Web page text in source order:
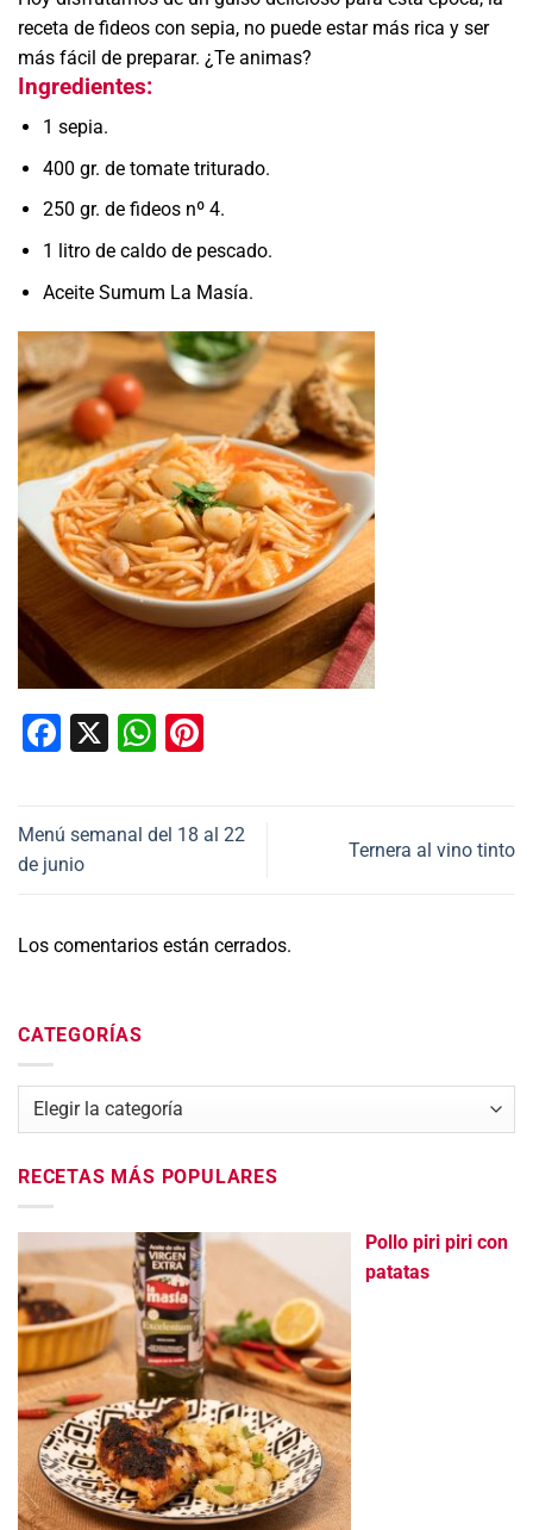
receta de fideos con sepia, no puede estar más rica y ser
más fácil de preparar. ¿Te animas?
Ingredientes:
1 sepia.
400 gr. de tomate triturado.
250 gr. de fideos nº 4.
1 litro de caldo de pescado.
Aceite Sumum La Masía.
Facebook
X WhatsApp
Menú semanal del 18 al 22
de junio
Ternera al vino tinto
Los comentarios están cerrados.
CATEGORÍAS
Categorías
RECETAS MÁS POPULARES
Pollo piri piri con
patatas